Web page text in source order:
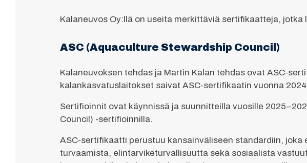
Kalaneuvos Oy:llä on useita merkittäviä sertifikaatteja,
ASC (Aquaculture Stewardship Council)
Kalaneuvoksen tehdas ja Martin Kalan tehdas ovat ASC-
kalankasvatuslaitokset saivat ASC-sertifikaatin vuonna
Sertifioinnit ovat käynnissä ja suunnitteilla vuosille
Council) -sertifioinnilla.
ASC-sertifikaatti perustuu kansainväliseen standardiin,
turvaamista, elintarviketurvallisuutta sekä sosiaalista